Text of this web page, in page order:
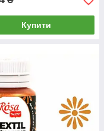
Купити